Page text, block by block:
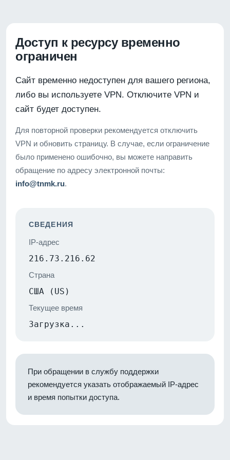
Доступ к ресурсу временно
ограничен
Сайт временно недоступен для вашего региона,
либо вы используете VPN. Отключите VPN и
сайт будет доступен.
Для повторной проверки рекомендуется отключить
VPN и обновить страницу. В случае, если ограничение
было применено ошибочно, вы можете направить
обращение по адресу электронной почты:
info@tnmk.ru.
СВЕДЕНИЯ
IP-адрес
216.73.216.62
Страна
США (US)
Текущее время
Загрузка...
При обращении в службу поддержки
рекомендуется указать отображаемый IP-адрес
и время попытки доступа.